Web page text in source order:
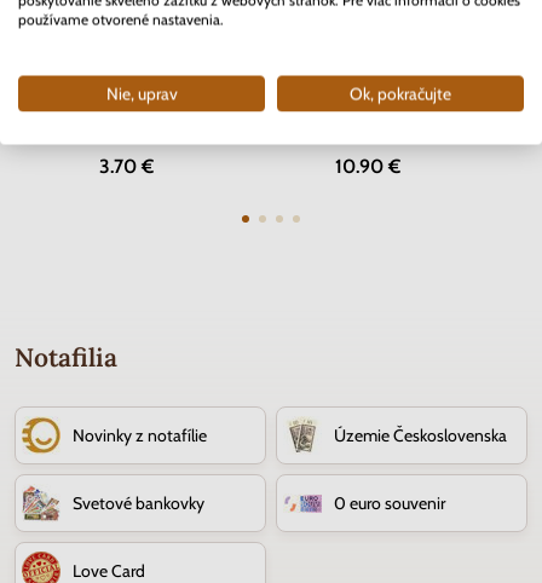
2 EURO Slovensko 2012 - 10.
rokov Euro meny
3.70 €
2 EURO Belgicko 2017 -
Univerzita v Gente - coincard
10.90 €
Séria
Notafilia
Novinky z notafílie Územie Československa
Svetové bankovky 0 euro souvenir
Love Card
používame otvorené nastavenia.
Nie, uprav Ok, pokračujte